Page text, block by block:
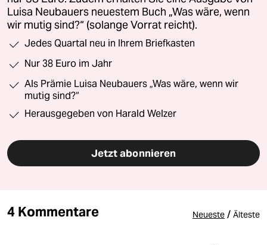
Luisa Neubauers neuestem Buch „Was wäre, wenn
wir mutig sind?“ (solange Vorrat reicht).
Jedes Quartal neu in Ihrem Briefkasten
Nur 38 Euro im Jahr
Als Prämie Luisa Neubauers „Was wäre, wenn wir
mutig sind?“
Herausgegeben von Harald Welzer
Jetzt abonnieren
4 Kommentare Neueste / Älteste